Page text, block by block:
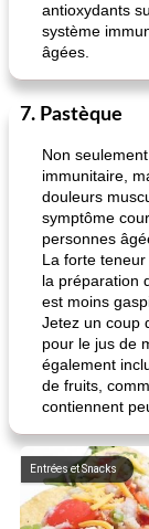
antioxydants
système
âgées.
7. Pastèque
Non
immunitaire,
douleurs
symptôme
personnes
La forte
la préparation
est moins
Jetez un coup
pour le jus de
également
de fruits,
contiennent
Entrées et Snacks